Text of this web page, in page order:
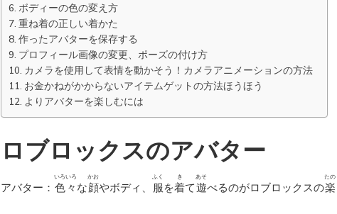
ボディーの色の変え方
重ね着の正しい着かた
作ったアバターを保存する
プロフィール画像の変更、ポーズの付け方
カメラを使用して表情を動かそう！カメラアニメーションの方法
お金かねがかからないアイテムゲットの方法ほうほう
よりアバターを楽しむには
ロブロックスのアバター
アバター： 色々
いろいろ
な顔
かお
やボディ、 服
ふく
を着
き
て遊
あそ
べるのがロブロックスの楽
たの